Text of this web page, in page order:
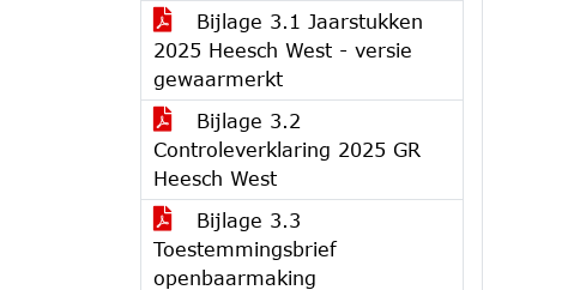
Bijlage 3.1 Jaarstukken
2025 Heesch West - versie
gewaarmerkt
Bijlage 3.2
Controleverklaring 2025 GR
Heesch West
Bijlage 3.3
Toestemmingsbrief
openbaarmaking